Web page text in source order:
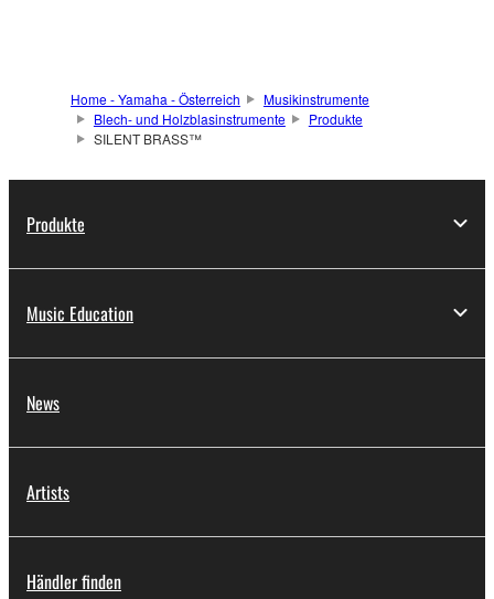
Home - Yamaha - Österreich
Musikinstrumente
Blech- und Holzblasinstrumente
Produkte
SILENT BRASS™
Produkte
Music Education
News
Artists
Händler finden